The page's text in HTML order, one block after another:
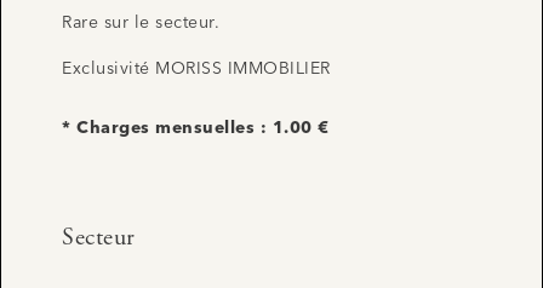
Rare sur le secteur.
Exclusivité MORISS IMMOBILIER
* Charges mensuelles : 1.00 €
Secteur